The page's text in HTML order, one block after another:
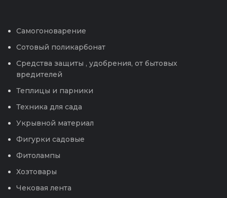
Самогоноварение
Сотовый поликарбонат
Средства защиты , удобрения, от бытовых
вредителей
Теплицы и парники
Техника для сада
Укрывной материал
Фигурки садовые
Фитолампы
Хозтовары
Чековая лента